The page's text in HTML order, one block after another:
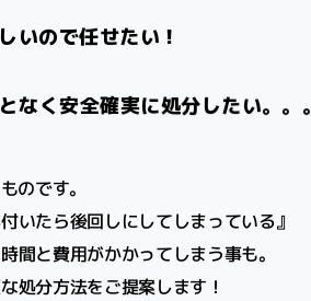
いので任せたい！
なく安全確実に処分したい。。。
のです。
いたら後回しにしてしまっている』
間と費用がかかってしまう事も。
処分方法をご提案します！